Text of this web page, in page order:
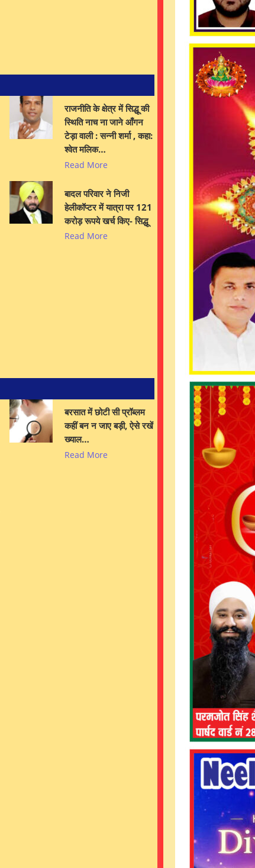
राजनीति के क्षेत्र में सिद्धू की
स्थिति नाच ना जाने आँगन
टेड़ा वाली : सन्नी शर्मा , कहा:
श्वेत मलिक…
Read More
बादल परिवार ने निजी
हेलीकॉप्टर में यात्रा पर 121
करोड़ रूपये खर्च किए- सिद्धू
Read More
बरसात में छोटी सी प्रॉब्लम
कहीं बन न जाए बड़ी, ऐसे रखें
ख्याल…
Read More